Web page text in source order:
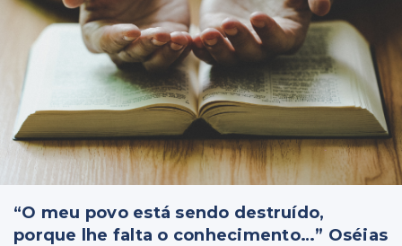
“O meu povo está sendo destruído,
porque lhe falta o conhecimento…” Oséias